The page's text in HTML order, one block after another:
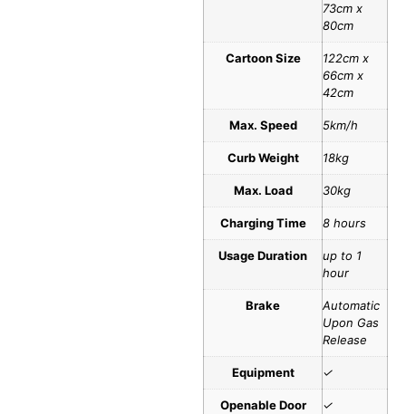
73cm x
80cm
Cartoon Size
122cm x
66cm x
42cm
Max. Speed 5km/h
Curb Weight 18kg
Max. Load 30kg
Charging Time 8 hours
Usage Duration
up to 1
hour
Brake
Automatic
Upon Gas
Release
Equipment ✓
Openable Door ✓